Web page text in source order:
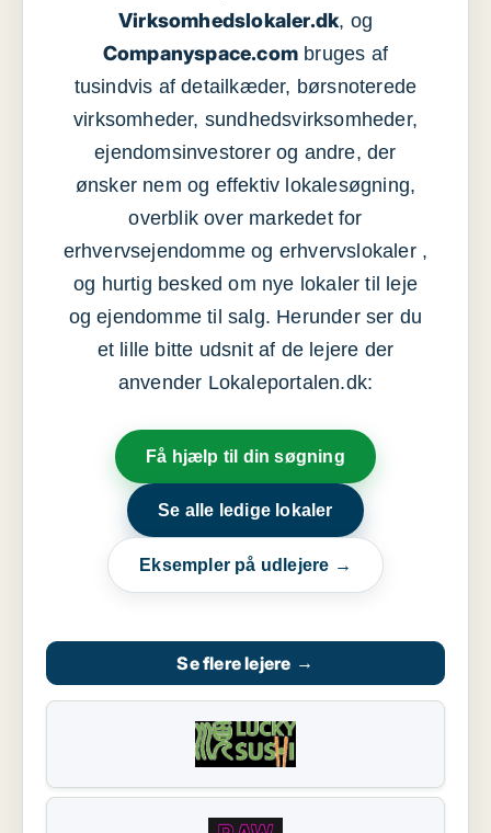
Virksomhedslokaler.dk, og
Companyspace.com bruges af
tusindvis af detailkæder, børsnoterede
virksomheder, sundhedsvirksomheder,
ejendomsinvestorer og andre, der
ønsker nem og effektiv lokalesøgning,
overblik over markedet for
erhvervsejendomme og erhvervslokaler ,
og hurtig besked om nye lokaler til leje
og ejendomme til salg. Herunder ser du
et lille bitte udsnit af de lejere der
anvender Lokaleportalen.dk:
Få hjælp til din søgning
Se alle ledige lokaler
Eksempler på udlejere →
Se flere lejere →